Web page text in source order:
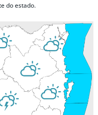
do estado.